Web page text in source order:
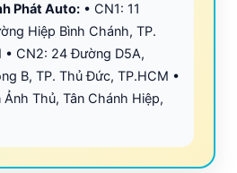
Phát Auto: • CN1: 11
Hiệp Bình Chánh, TP.
• CN2: 24 Đường D5A,
B, TP. Thủ Đức, TP.HCM •
Thủ, Tân Chánh Hiệp,